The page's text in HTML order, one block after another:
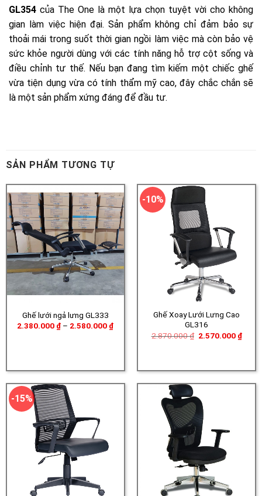
SẢN PHẨM TƯƠNG TỰ
Ghế lưới ngả lưng GL333
2.380.000 ₫ – 2.580.000 ₫Khoảng
-10%
Ghế Xoay Lưới Lưng Cao
GL316
2.870.000₫ Giá
2.570.000 ₫Giá
hiện
-15%